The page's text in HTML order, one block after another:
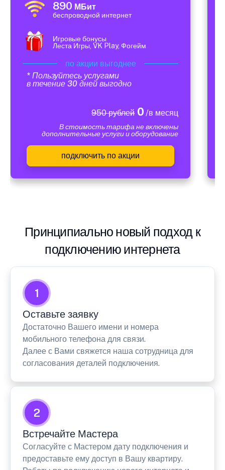
890 МБит
беспроводной интернет
Игровые бонусы
Леста Игры, VK Play, Фогейм
по акции выгоднее
* Пользуйтесь услугами
в течение 30 дней выгодно
950 рублей0 /в месяц
В стоимость тарифа не включены
дополнительные услуги и оборудование
подключить по акции
Принципиально новый подход к
подключению интернета
1
Оставьте заявку
Достаточно Вашего имени и номера
мобильного телефона для связи.
Далее с Вами свяжется наша сотрудница для
согласования деталей подключения.
2
Встречайте Мастера
Согласуйте с Мастером дату подключения и
предоставьте ему доступ в Вашу квартиру.